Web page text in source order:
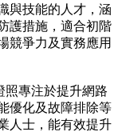
與技能的人才，涵
護措施，適合初階
競爭力及實務應用
照專注於提升網路
優化及故障排除等
人士，能有效提升